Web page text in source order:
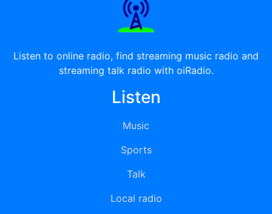
Listen to online radio, find streaming music radio and
streaming talk radio with oiRadio.
Listen
Music
Sports
Talk
Local radio